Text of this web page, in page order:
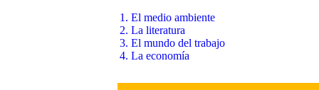
1. El medio ambiente
2. La literatura
3. El mundo del trabajo
4. La economía